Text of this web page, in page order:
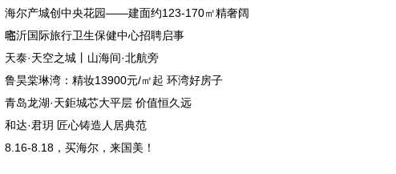
海尔产城创中央花园——建面约123-170㎡精奢阔
宅
临沂国际旅行卫生保健中心招聘启事
天泰·天空之城丨山海间·北航旁
鲁昊棠琳湾：精妆13900元/㎡起 环湾好房子
青岛龙湖·天鉅城芯大平层 价值恒久远
和达·君玥 匠心铸造人居典范
8.16-8.18，买海尔，来国美！